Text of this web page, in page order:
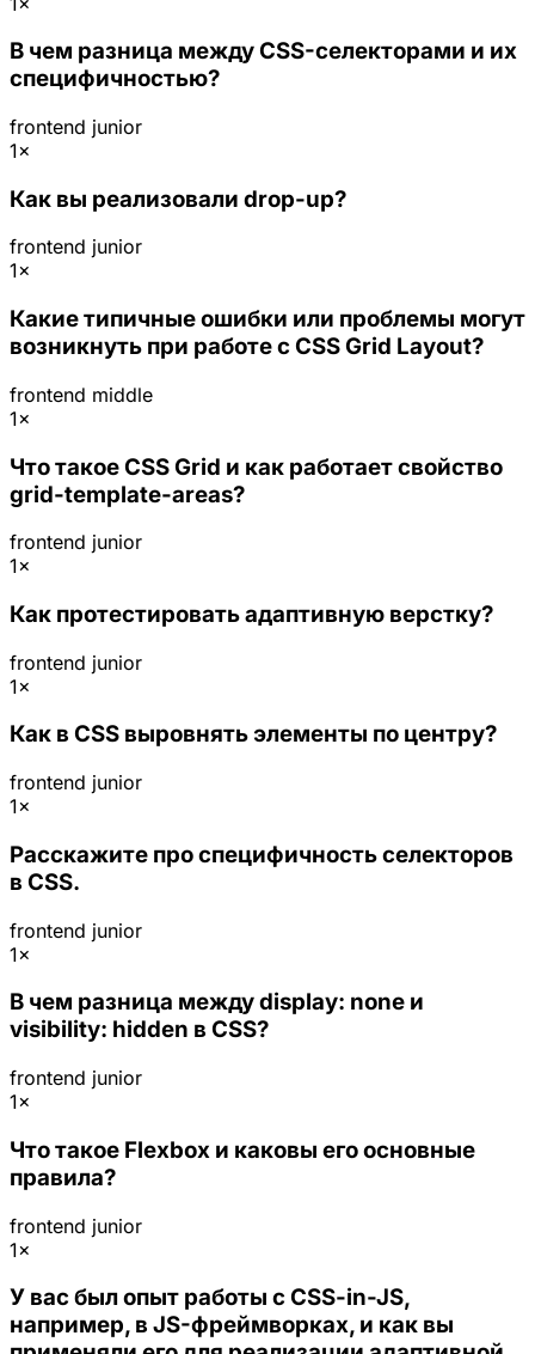
В чем разница между CSS-селекторами и их
специфичностью?
frontend junior
1×
Как вы реализовали drop-up?
frontend junior
1×
Какие типичные ошибки или проблемы могут
возникнуть при работе с CSS Grid Layout?
frontend middle
1×
Что такое CSS Grid и как работает свойство
grid-template-areas?
frontend junior
1×
Как протестировать адаптивную верстку?
frontend junior
1×
Как в CSS выровнять элементы по центру?
frontend junior
1×
Расскажите про специфичность селекторов
в CSS.
frontend junior
1×
В чем разница между display: none и
visibility: hidden в CSS?
frontend junior
1×
Что такое Flexbox и каковы его основные
правила?
frontend junior
1×
У вас был опыт работы с CSS-in-JS,
например, в JS-фреймворках, и как вы